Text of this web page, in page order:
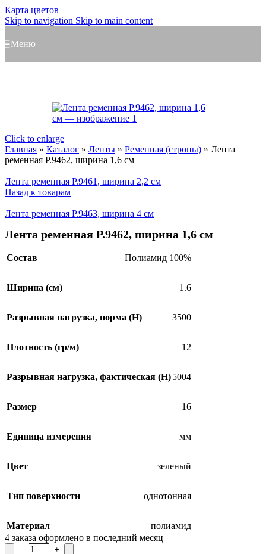
Карта цветов
Skip to navigation Skip to main content
Меню
Click to enlarge
Главная » Каталог » Ленты » Ременная (стропы) » Лента
ременная Р.9462, ширина 1,6 см
Лента ременная Р.9461, ширина 2,2 см
Назад к товарам
Лента ременная Р.9463, ширина 4 см
Лента ременная Р.9462, ширина 1,6 см
Состав Полиамид 100%
Ширина (см) 1.6
Разрывная нагрузка, норма (H) 3500
Плотность (гр/м) 12
Разрывная нагрузка, фактическая (H)5004
Размер 16
Единица измерения мм
Цвет зеленый
Тип поверхности однотонная
Материал
полиамид
4 заказа оформлено в последний месяц
Количество товара Лента ременная Р.9462, ширина 1,6 см